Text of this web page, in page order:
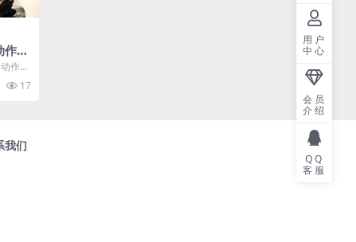
作
作
电影
17
我们
用户
中心
会员
介绍
QQ
客服